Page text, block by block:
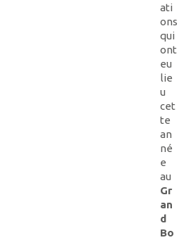
ati
ons
qui
ont
eu
lie
u
cet
te
an
né
e
au
Gr
an
d
Bo